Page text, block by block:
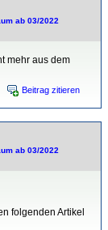
ab 03/2022
mehr aus dem
Beitrag zitieren
ab 03/2022
folgenden Artikel